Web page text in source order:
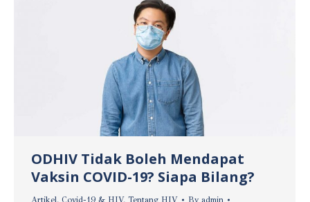
ODHIV Tidak Boleh Mendapat
Vaksin COVID-19? Siapa Bilang?
Artikel, Covid-19 & HIV, Tentang HIV By admin